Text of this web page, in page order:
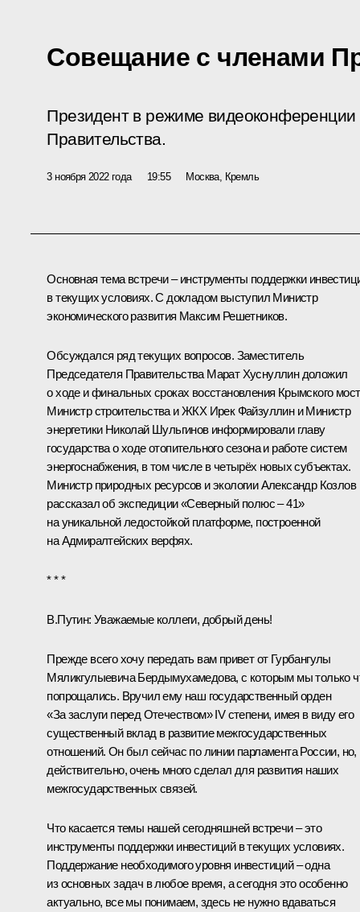
Совещание с членами
Президент в режиме
Правительства.
3 ноября 2022 года 19:55 Москва, Кремль
Основная тема встречи – инструменты поддержки
в текущих условиях. С докладом выступил Министр
экономического развития Максим Решетников.
Обсуждался ряд текущих вопросов. Заместитель
Председателя Правительства Марат Хуснуллиндоложил
о ходе и финальных сроках восстановления Крымского
Министр строительства и ЖКХ Ирек Файзуллини Министр
энергетики Николай Шульгиновинформировали главу
государства о ходе отопительного сезона и работе систем
энергоснабжения, в том числе в четырёх новых субъектах.
Министр природных ресурсов и экологииАлександр Козлов
рассказал об экспедиции «Северный полюс – 41»
на уникальной ледостойкой платформе, построенной
на Адмиралтейских верфях.
* * *
В.Путин: Уважаемые коллеги, добрый день!
Прежде всего хочу передать вам привет от Гурбангулы
Мяликгулыевича Бердымухамедова, с которым мы только
попрощались. Вручил ему наш государственный орден
«За заслуги перед Отечеством» IV степени, имея в виду его
существенный вклад в развитие межгосударственных
отношений. Он был сейчас по линии парламента России, но,
действительно, очень много сделал для развития наших
межгосударственных связей.
Что касается темы нашей сегодняшней встречи – это
инструменты поддержки инвестиций в текущих условиях.
Поддержание необходимого уровня инвестиций – одна
из основных задач в любое время, а сегодня это особенно
актуально, все мы понимаем, здесь не нужно вдаваться